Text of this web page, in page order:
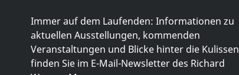
Immer auf dem Laufenden: Informationen zu
aktuellen Ausstellungen, kommenden
Veranstaltungen und Blicke hinter die Kulissen
finden Sie im E-Mail-Newsletter des Richard